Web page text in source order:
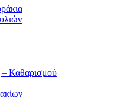
– Καθαρισμού